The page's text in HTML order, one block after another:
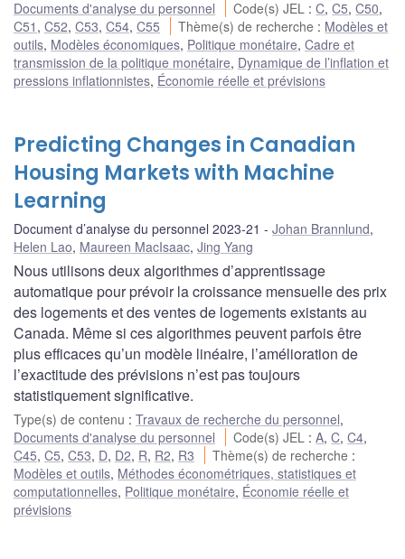
Documents d'analyse du personnel Code(s) JEL :C,C5,C50,
C51 , C52, C53, C54, C55 Thème(s) de recherche : Modèles et
outils, Modèles économiques, Politique monétaire, Cadre et
transmission de la politique monétaire, Dynamique de l’inflation et
pressions inflationnistes, Économie réelle et prévisions
Predicting Changes in Canadian
Housing Markets with Machine
Learning
Document d’analyse du personnel 2023-21 Johan Brannlund,
Helen Lao, Maureen MacIsaac, Jing Yang
Nous utilisons deux algorithmes d’apprentissage
automatique pour prévoir la croissance mensuelle des prix
des logements et des ventes de logements existants au
Canada. Même si ces algorithmes peuvent parfois être
plus efficaces qu’un modèle linéaire, l’amélioration de
l’exactitude des prévisions n’est pas toujours
statistiquement significative.
Type(s) de contenu : Travaux de recherche du personnel,
Documents d'analyse du personnel
Code(s) JEL :A,C,C4,
C45, C5, C53, D, D2, R, R2, R3 Thème(s) de recherche :
Modèles et outils, Méthodes économétriques, statistiques et
computationnelles, Politique monétaire, Économie réelle et
prévisions